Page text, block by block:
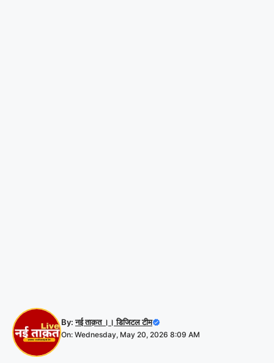
By:नई ताक़त ।। डिजिटल टीम
On: Wednesday, May 20, 2026 8:09 AM